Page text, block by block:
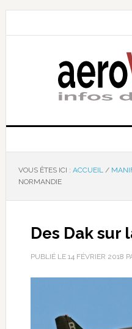
VOUS ÊTES ICI : ACCUEIL /
NORMANDIE
Des Dak sur
PUBLIÉ LE 14 FÉVRIER 2018